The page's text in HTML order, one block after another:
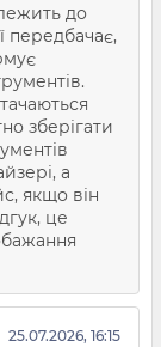
до
передбачає,
зберігати
а
якщо він
це
25.07.2026, 16:15